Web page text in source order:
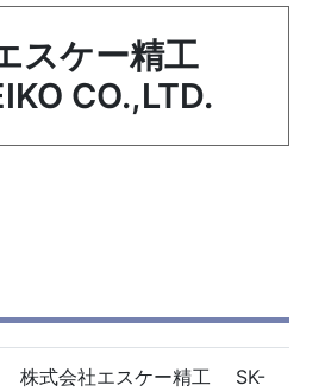
スケー精工
CO.,LTD.
株式会社エスケー精工 SK-